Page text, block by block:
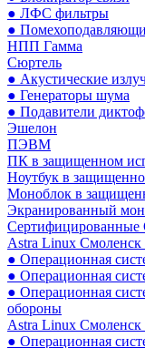
● ЛФС фильтры
●
НПП Гамма
Сюртель
● Акустические
● Генераторы шума
● Подавители
Эшелон
ПЭВМ
ПК в защищенном
Ноутбук в
Моноблок в
Экранированный
Astra Linux Смоленск
● Операционная
● Операционная
● Операционная
обороны
Astra Linux Смоленск
● Операционная